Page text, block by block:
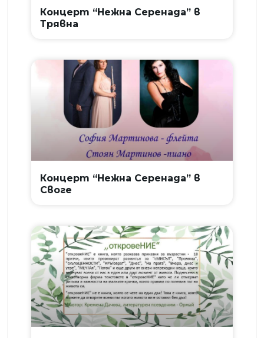
Концерт “Нежна Серенада” в
Трявна
Концерт “Нежна Серенада” в
Своге